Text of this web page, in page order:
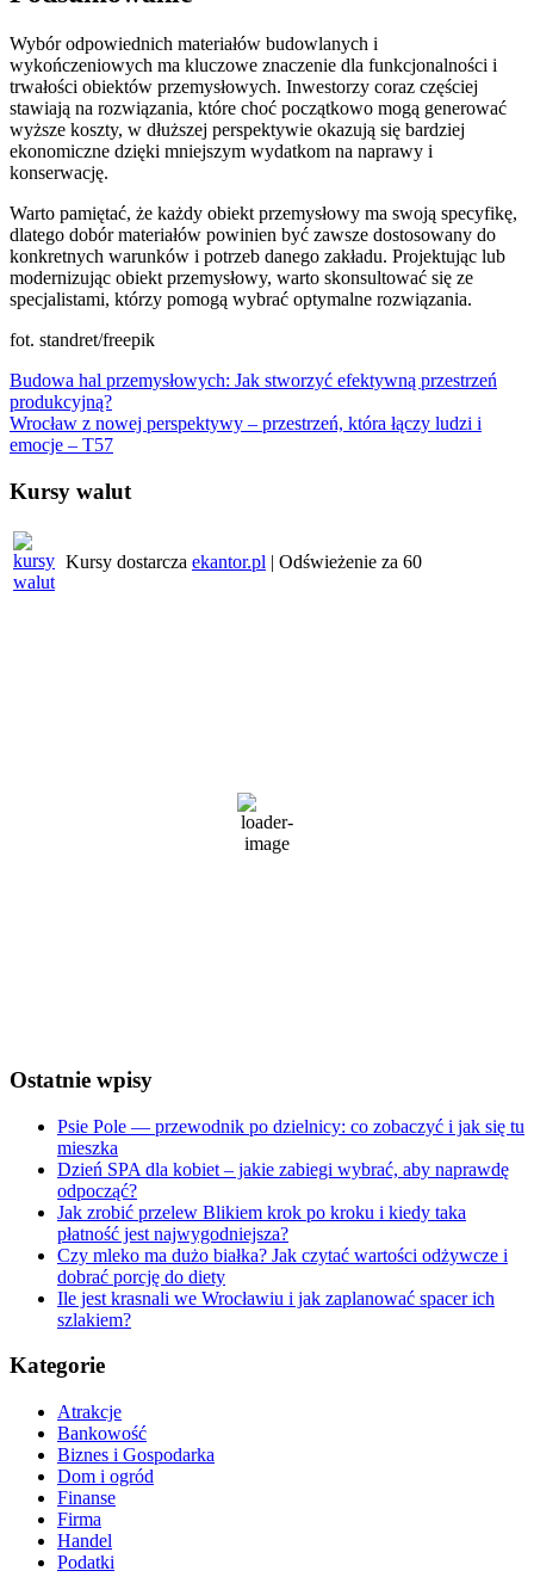
Wybór odpowiednich materiałów budowlanych i
wykończeniowych ma kluczowe znaczenie dla funkcjonalności i
trwałości obiektów przemysłowych. Inwestorzy coraz częściej
stawiają na rozwiązania, które choć początkowo mogą generować
wyższe koszty, w dłuższej perspektywie okazują się bardziej
ekonomiczne dzięki mniejszym wydatkom na naprawy i
konserwację.
Warto pamiętać, że każdy obiekt przemysłowy ma swoją specyfikę,
dlatego dobór materiałów powinien być zawsze dostosowany do
konkretnych warunków i potrzeb danego zakładu. Projektując lub
modernizując obiekt przemysłowy, warto skonsultować się ze
specjalistami, którzy pomogą wybrać optymalne rozwiązania.
fot. standret/freepik
Nawigacja
wpisu
Budowa hal przemysłowych: Jak stworzyć efektywną przestrzeń
produkcyjną?
Wrocław z nowej perspektywy – przestrzeń, która łączy ludzi i
emocje – T57
Kursy walut
Kursy dostarcza ekantor.pl | Odświeżenie za 60
45 %
1022 mb
Ostatnie wpisy
Psie Pole — przewodnik po dzielnicy: co zobaczyć i jak się tu
mieszka
Dzień SPA dla kobiet – jakie zabiegi wybrać, aby naprawdę
odpocząć?
Jak zrobić przelew Blikiem krok po kroku i kiedy taka
płatność jest najwygodniejsza?
Czy mleko ma dużo białka? Jak czytać wartości odżywcze i
dobrać porcję do diety
Ile jest krasnali we Wrocławiu i jak zaplanować spacer ich
szlakiem?
Kategorie
Atrakcje
Bankowość
Biznes i Gospodarka
Dom i ogród
Finanse
Firma
Handel
Podatki